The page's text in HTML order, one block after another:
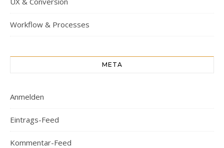
Workflow & Processes
META
Anmelden
Eintrags-Feed
Kommentar-Feed